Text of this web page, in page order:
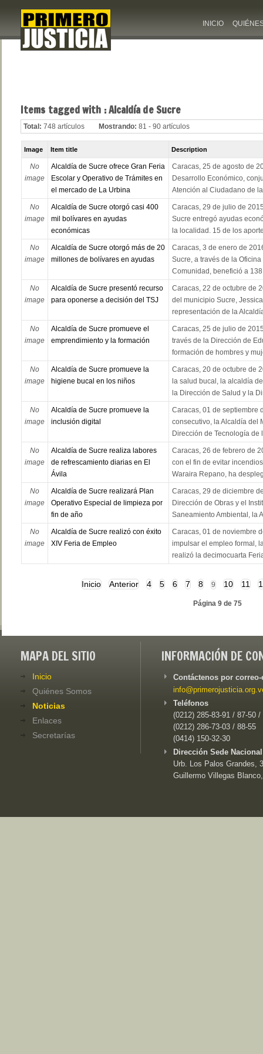
INICIO
Items tagged with : Alcaldía de Sucre
Total: 748 artículos Mostrando: 81 - 90 artículos
Image Item title Description
No
image
Alcaldía de Sucre ofrece Gran Feria
Escolar y Operativo de Trámites en
el mercado de La Urbina
Caracas, 25 de agosto de
Desarrollo Económico,
Atención al Ciudadano de
No
image
Alcaldía de Sucre otorgó casi 400
mil bolívares en ayudas
económicas
Caracas, 29 de julio de
Sucre entregó ayudas
la localidad. 15 de los
No
image
Alcaldía de Sucre otorgó más de 20
millones de bolívares en ayudas
Caracas, 3 de enero de
Sucre, a través de la
Comunidad, benefició a
No
image
Alcaldía de Sucre presentó recurso
para oponerse a decisión del TSJ
Caracas, 22 de octubre de
del municipio Sucre,
representación de la
No
image
Alcaldía de Sucre promueve el
emprendimiento y la formación
Caracas, 25 de julio de
través de la Dirección de
formación de hombres y
No
image
Alcaldía de Sucre promueve la
higiene bucal en los niños
Caracas, 20 de octubre de
la salud bucal, la alcaldía
la Dirección de Salud y la
No
image
Alcaldía de Sucre promueve la
inclusión digital
Caracas, 01 de septiembre
consecutivo, la Alcaldía del
Dirección de Tecnología de
No
image
Alcaldía de Sucre realiza labores
de refrescamiento diarias en El
Ávila
Caracas, 26 de febrero de
con el fin de evitar
Waraira Repano, ha
No
image
Alcaldía de Sucre realizará Plan
Operativo Especial de limpieza por
fin de año
Caracas, 29 de diciembre
Dirección de Obras y el
Saneamiento Ambiental, la
No
image
Alcaldía de Sucre realizó con éxito
XIV Feria de Empleo
Caracas, 01 de noviembre
impulsar el empleo formal,
realizó la decimocuarta
Inicio Anterior 4 5 6 7 8 9 10 11
Página 9 de 75
MAPA DEL SITIO
Inicio
Quiénes Somos
Noticias
Enlaces
Secretarías
INFORMACIÓN DE
Contáctenos por
Teléfonos
(0212) 285-83-91 / 87-50 /
(0212) 286-73-03 / 88-55
(0414) 150-32-30
Dirección Sede
Urb. Los Palos Grandes,
Guillermo Villegas